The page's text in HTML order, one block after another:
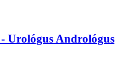
Urológus Andrológus